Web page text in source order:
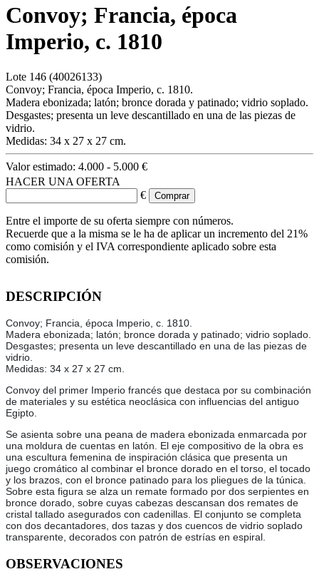
Convoy; Francia, época
Imperio, c. 1810
Lote 146 (40026133)
Convoy; Francia, época Imperio, c. 1810.
Madera ebonizada; latón; bronce dorada y patinado; vidrio soplado.
Desgastes; presenta un leve descantillado en una de las piezas de
vidrio.
Medidas: 34 x 27 x 27 cm.
Valor estimado: 4.000 - 5.000 €
HACER UNA OFERTA
€
Entre el importe de su oferta siempre con números.
Recuerde que a la misma se le ha de aplicar un incremento del 21%
como comisión y el IVA correspondiente aplicado sobre esta
comisión.
DESCRIPCIÓN
Convoy; Francia, época Imperio, c. 1810.
Madera ebonizada; latón; bronce dorada y patinado; vidrio soplado.
Desgastes; presenta un leve descantillado en una de las piezas de
vidrio.
Medidas: 34 x 27 x 27 cm.
Convoy del primer Imperio francés que destaca por su combinación
de materiales y su estética neoclásica con influencias del antiguo
Egipto.
Se asienta sobre una peana de madera ebonizada enmarcada por
una moldura de cuentas en latón. El eje compositivo de la obra es
una escultura femenina de inspiración clásica que presenta un
juego cromático al combinar el bronce dorado en el torso, el tocado
y los brazos, con el bronce patinado para los pliegues de la túnica.
Sobre esta figura se alza un remate formado por dos serpientes en
bronce dorado, sobre cuyas cabezas descansan dos remates de
cristal tallado asegurados con cadenillas. El conjunto se completa
con dos decantadores, dos tazas y dos cuencos de vidrio soplado
transparente, decorados con patrón de estrías en espiral.
OBSERVACIONES